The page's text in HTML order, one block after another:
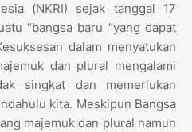
(NKRI) sejak tanggal 17
“bangsa baru “yang dapat
dalam menyatukan
dan plural mengalami
singkat dan memerlukan
kita. Meskipun Bangsa
majemuk dan plural namun